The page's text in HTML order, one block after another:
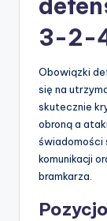
3-2-
Obowiązki
się na
skutecznie
obroną a
świadomości
komunikacji
bramkarza.